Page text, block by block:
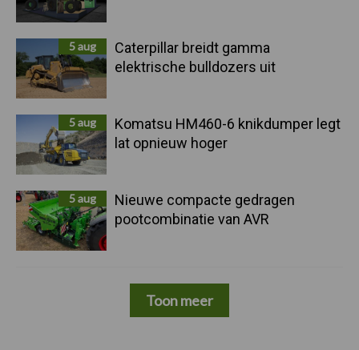
5 aug
Caterpillar breidt gamma
elektrische bulldozers uit
5 aug
Komatsu HM460-6 knikdumper legt
lat opnieuw hoger
5 aug
Nieuwe compacte gedragen
pootcombinatie van AVR
Toon meer